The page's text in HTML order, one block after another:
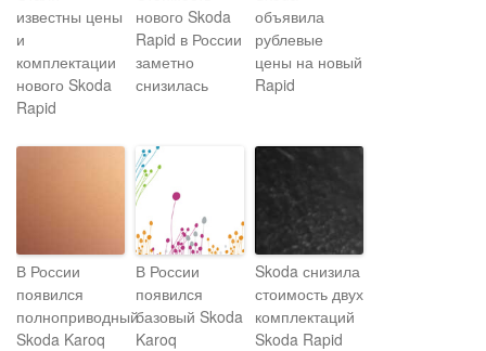
известны цены
и
комплектации
нового Skoda
Rapid
нового Skoda
Rapid в России
заметно
снизилась
объявила
рублевые
цены на новый
Rapid
В России
появился
полноприводный
Skoda Karoq
В России
появился
базовый Skoda
Karoq
Skoda снизила
стоимость двух
комплектаций
Skoda Rapid